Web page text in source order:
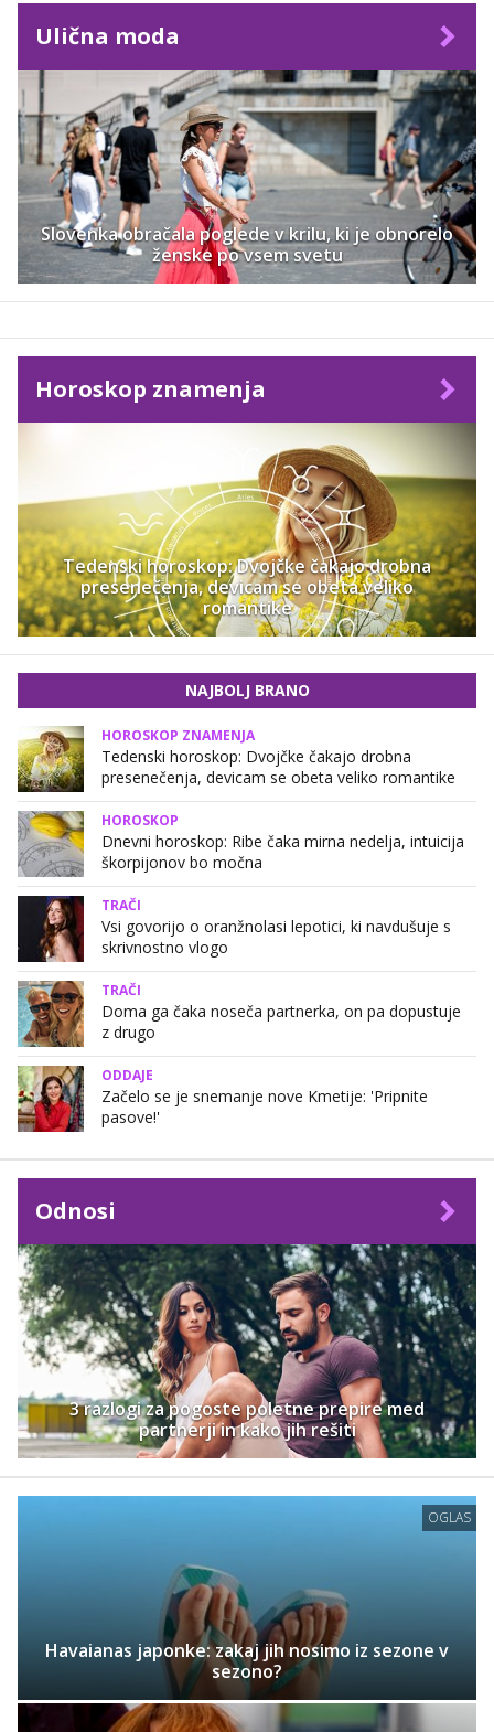
Ulična moda
Slovenka obračala poglede v krilu, ki je obnorelo
ženske po vsem svetu
Horoskop znamenja
Tedenski horoskop: Dvojčke čakajo drobna
presenečenja, devicam se obeta veliko
romantike
NAJBOLJ BRANO
HOROSKOP ZNAMENJA
Tedenski horoskop: Dvojčke čakajo drobna
presenečenja, devicam se obeta veliko romantike
HOROSKOP
Dnevni horoskop: Ribe čaka mirna nedelja, intuicija
škorpijonov bo močna
TRAČI
Vsi govorijo o oranžnolasi lepotici, ki navdušuje s
skrivnostno vlogo
TRAČI
Doma ga čaka noseča partnerka, on pa dopustuje
z drugo
ODDAJE
Začelo se je snemanje nove Kmetije: 'Pripnite
pasove!'
Odnosi
3 razlogi za pogoste poletne prepire med
partnerji in kako jih rešiti
OGLAS
Havaianas japonke: zakaj jih nosimo iz sezone v
sezono?